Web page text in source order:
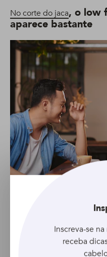
No corte do jaca, o low
aparece bastante
Inscreva-se
receba